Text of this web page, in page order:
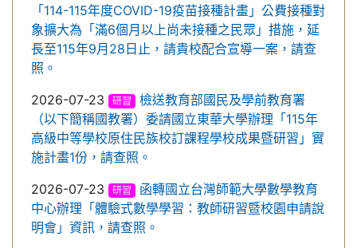
「114-115年度COVID-19疫苗接種計畫」公費接種對
象擴大為「滿6個月以上尚未接種之民眾」措施，延
長至115年9月28日止，請貴校配合宣導一案，請查
照。
2026-07-23
研習
檢送教育部國民及學前教育署
（以下簡稱國教署）委請國立東華大學辦理「115年
高級中等學校原住民族校訂課程學校成果暨研習」實
施計畫1份，請查照。
2026-07-23
研習
函轉國立台灣師範大學數學教育
中心辦理「體驗式數學學習：教師研習暨校園申請說
明會」資訊，請查照。